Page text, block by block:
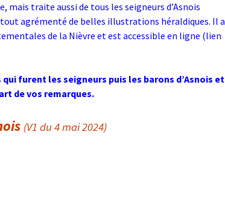
mais traite aussi de tous les seigneurs d’Asnois
agrémenté de belles illustrations héraldiques. Il a
de la Nièvre et est accessible en ligne (lien
furent les seigneurs puis les barons d’Asnois et
de vos remarques.
(V1 du 4 mai 2024)